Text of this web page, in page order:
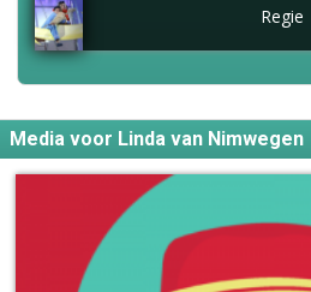
Regie
Media voor Linda van Nimwegen